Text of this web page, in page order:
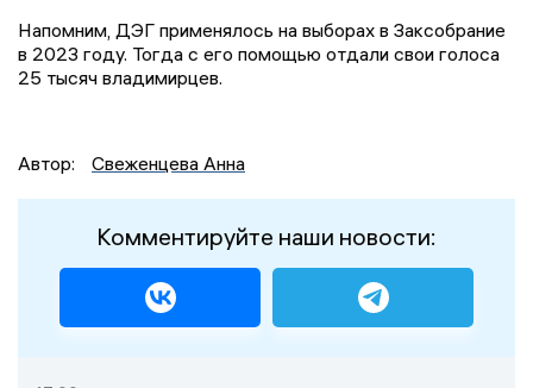
Напомним, ДЭГ применялось на выборах в Заксобрание
в 2023 году. Тогда с его помощью отдали свои голоса
25 тысяч владимирцев.
Автор: Свеженцева Анна
Комментируйте наши новости: